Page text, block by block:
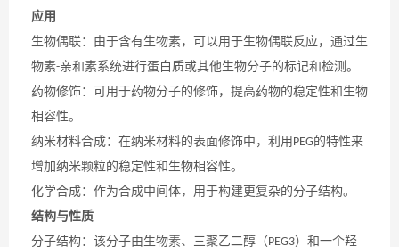
应用
生物偶联：由于含有生物素，可以用于生物偶联反应，通过生
物素-亲和素系统进行蛋白质或其他生物分子的标记和检测。
药物修饰：可用于药物分子的修饰，提高药物的稳定性和生物
相容性。
纳米材料合成：在纳米材料的表面修饰中，利用 PEG的特性来
增加纳米颗粒的稳定性和生物相容性。
化学合成：作为合成中间体，用于构建更复杂的分子结构。
结构与性质
分子结构：该分子由生物素、三聚乙二醇（PEG3）和一个羟